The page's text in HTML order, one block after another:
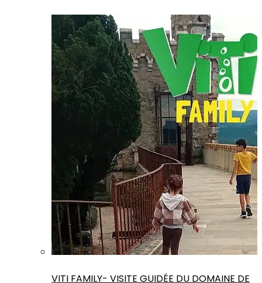
VITI FAMILY- VISITE GUIDÉE DU DOMAINE DE